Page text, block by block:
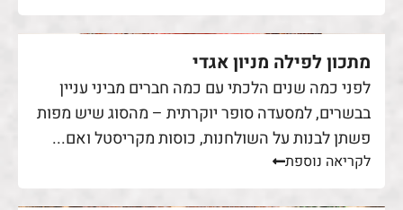
מתכון לפילה מניון אגדי
לפני כמה שנים הלכתי עם כמה חברים מביני עניין
בבשרים, למסעדה סופר יוקרתית – מהסוג שיש מפות
פשתן לבנות על השולחנות, כוסות מקריסטל ואם...
לקריאה נוספת